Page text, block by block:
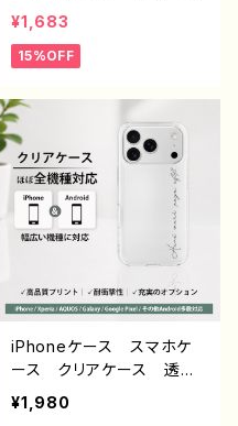
柄 花柄 シンプル おし
ゃれ メンズ 大人女子
かわいい 安い iPhone1
め 個性的 Android ア
ンドロイド ケース Galax
y AQUOS Xperia Go
ogle Pixel タイトル：和柄
フラワー デザイン930 J1-
¥1,683
15%OFF
iPhoneケース スマホケ
ース クリアケース 透明
ケース シンプル おしゃ
れ 英字ロゴ ミニマル
¥1,980